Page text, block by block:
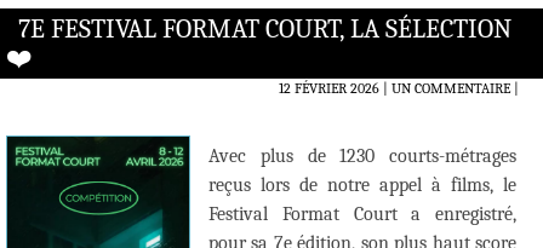
7E FESTIVAL FORMAT COURT, LA SÉLECTION
❤️‍
12 FÉVRIER 2026 UN COMMENTAIRE|
Avec plus de 1230 courts-métrages
reçus lors de notre appel à films, le
Festival Format Court a enregistré,
pour sa 7e édition, son plus haut score